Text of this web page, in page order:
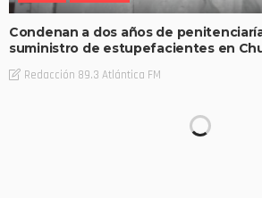
Condenan a dos años de
suministro de estupefacientes en
Redacción 89.3 Atlántica FM